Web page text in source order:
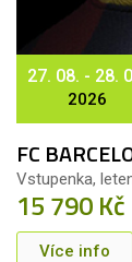
27. 08. - 28.
2026
FC
Vstupenka,
15 790 Kč
Více info